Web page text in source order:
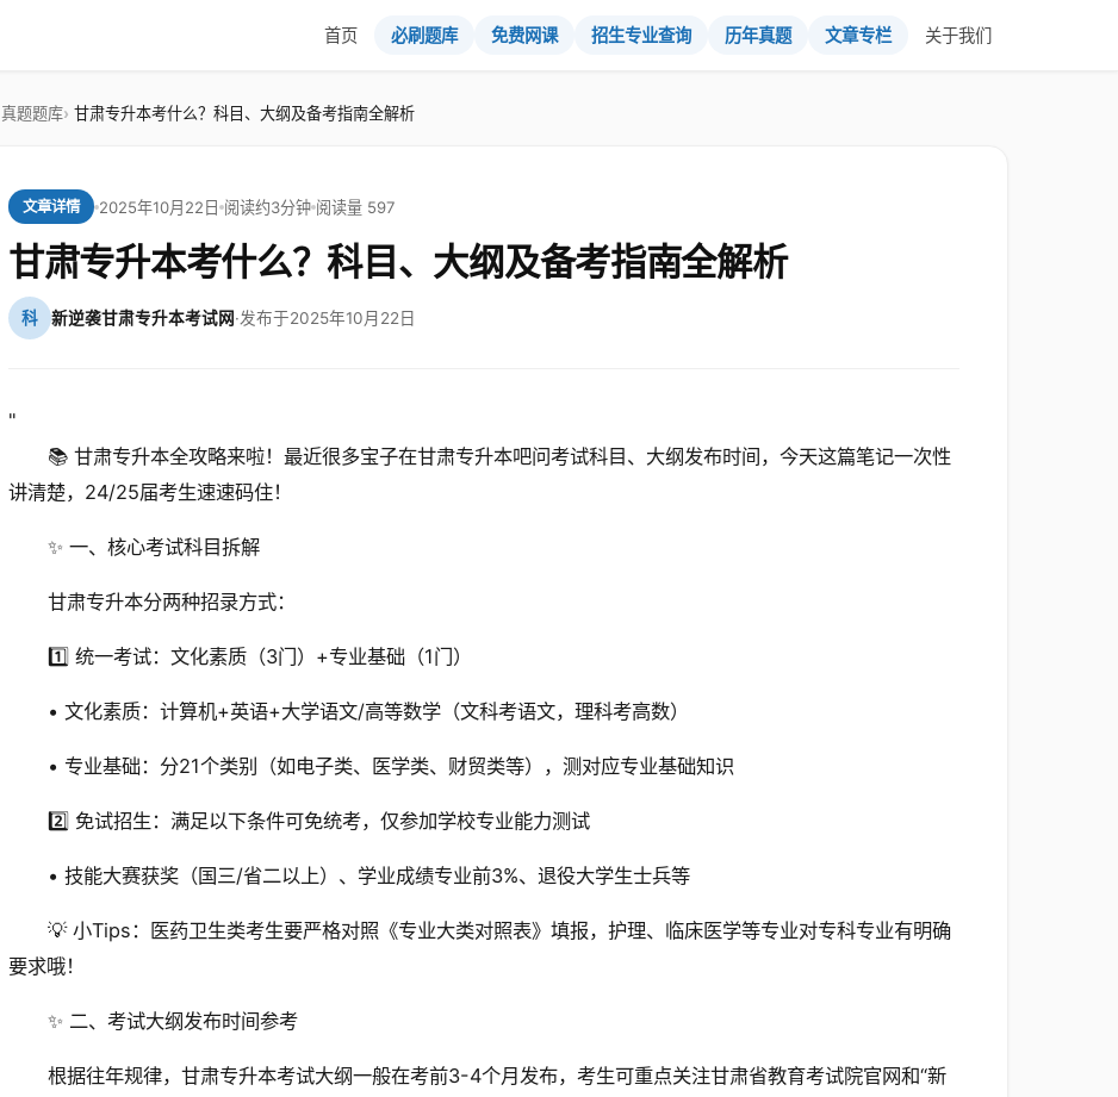
首页 必刷题库 免费网课 招生专业查询 历年真题 文章专栏 关于我们
真题题库 甘肃专升本考什么？科目、大纲及备考指南全解析
文章详情 2025年10月22日 阅读约3分钟 阅读量 597
甘肃专升本考什么？科目、大纲及备考指南全解析
科 新逆袭甘肃专升本考试网·发布于2025年10月22日
"
📚 甘肃专升本全攻略来啦！最近很多宝子在甘肃专升本吧问考试科目、大纲发布时间，今天这篇笔记一次性
讲清楚，24/25届考生速速码住！
✨ 一、核心考试科目拆解
甘肃专升本分两种招录方式：
1️⃣ 统一考试：文化素质（3门）+专业基础（1门）
• 文化素质：计算机+英语+大学语文/高等数学（文科考语文，理科考高数）
• 专业基础：分21个类别（如电子类、医学类、财贸类等），测对应专业基础知识
2️⃣ 免试招生：满足以下条件可免统考，仅参加学校专业能力测试
• 技能大赛获奖（国三/省二以上）、学业成绩专业前3%、退役大学生士兵等
💡 小Tips：医药卫生类考生要严格对照《专业大类对照表》填报，护理、临床医学等专业对专科专业有明确
要求哦！
✨ 二、考试大纲发布时间参考
根据往年规律，甘肃专升本考试大纲一般在考前3-4个月发布，考生可重点关注甘肃省教育考试院官网和“新